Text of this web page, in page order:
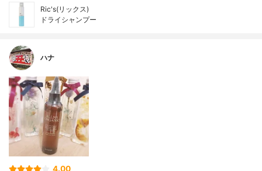
Ric's(リックス)
ドライシャンプー
ハナ
4.00